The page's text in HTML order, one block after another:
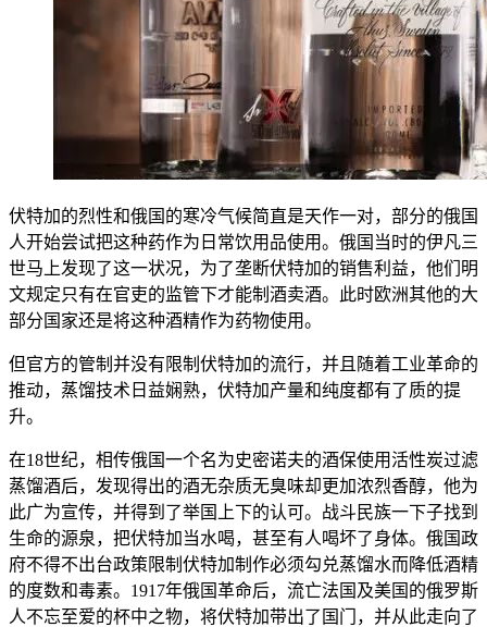
伏特加的烈性和俄国的寒冷气候简直是天作一对，部分的俄国
人开始尝试把这种药作为日常饮用品使用。俄国当时的伊凡三
世马上发现了这一状况，为了垄断伏特加的销售利益，他们明
文规定只有在官吏的监管下才能制酒卖酒。此时欧洲其他的大
部分国家还是将这种酒精作为药物使用。
但官方的管制并没有限制伏特加的流行，并且随着工业革命的
推动，蒸馏技术日益娴熟，伏特加产量和纯度都有了质的提
升。
在18世纪，相传俄国一个名为史密诺夫的酒保使用活性炭过滤
蒸馏酒后，发现得出的酒无杂质无臭味却更加浓烈香醇，他为
此广为宣传，并得到了举国上下的认可。战斗民族一下子找到
生命的源泉，把伏特加当水喝，甚至有人喝坏了身体。俄国政
府不得不出台政策限制伏特加制作必须勾兑蒸馏水而降低酒精
的度数和毒素。1917年俄国革命后，流亡法国及美国的俄罗斯
人不忘至爱的杯中之物，将伏特加带出了国门，并从此走向了